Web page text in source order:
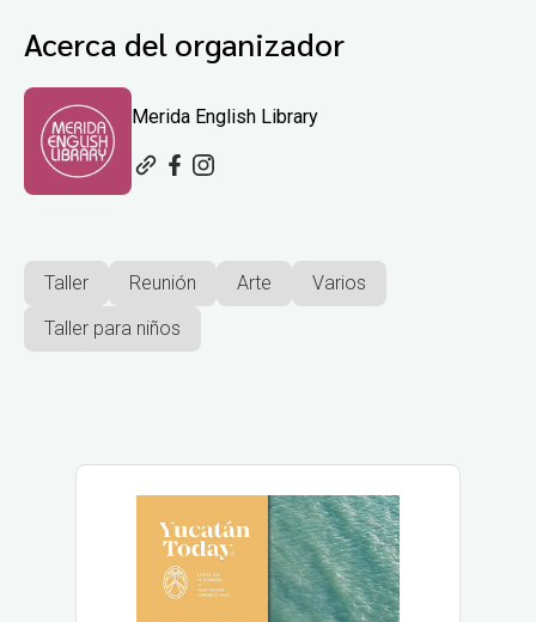
Acerca del organizador
Merida English Library
Taller Reunión Arte
Varios
Taller para niños